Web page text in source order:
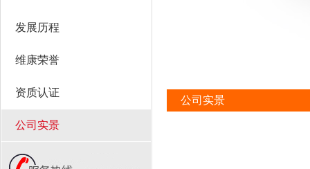
发展历程
维康荣誉
资质认证
公司实景
公司实景